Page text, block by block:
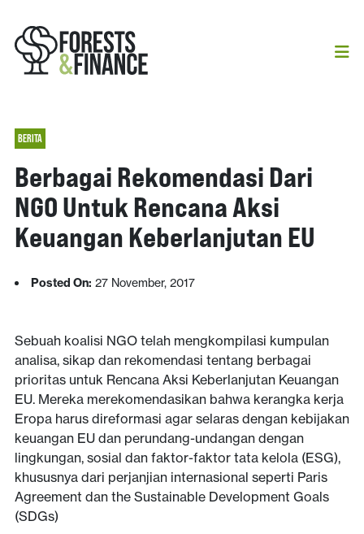
BERITA
Berbagai Rekomendasi Dari
NGO Untuk Rencana Aksi
Keuangan Keberlanjutan EU
Posted On: 27 November, 2017
Sebuah koalisi NGO telah mengkompilasi kumpulan
analisa, sikap dan rekomendasi tentang berbagai
prioritas untuk Rencana Aksi Keberlanjutan Keuangan
EU. Mereka merekomendasikan bahwa kerangka kerja
Eropa harus direformasi agar selaras dengan kebijakan
keuangan EU dan perundang-undangan dengan
lingkungan, sosial dan faktor-faktor tata kelola (ESG),
khususnya dari perjanjian internasional seperti Paris
Agreement dan the Sustainable Development Goals
(SDGs)